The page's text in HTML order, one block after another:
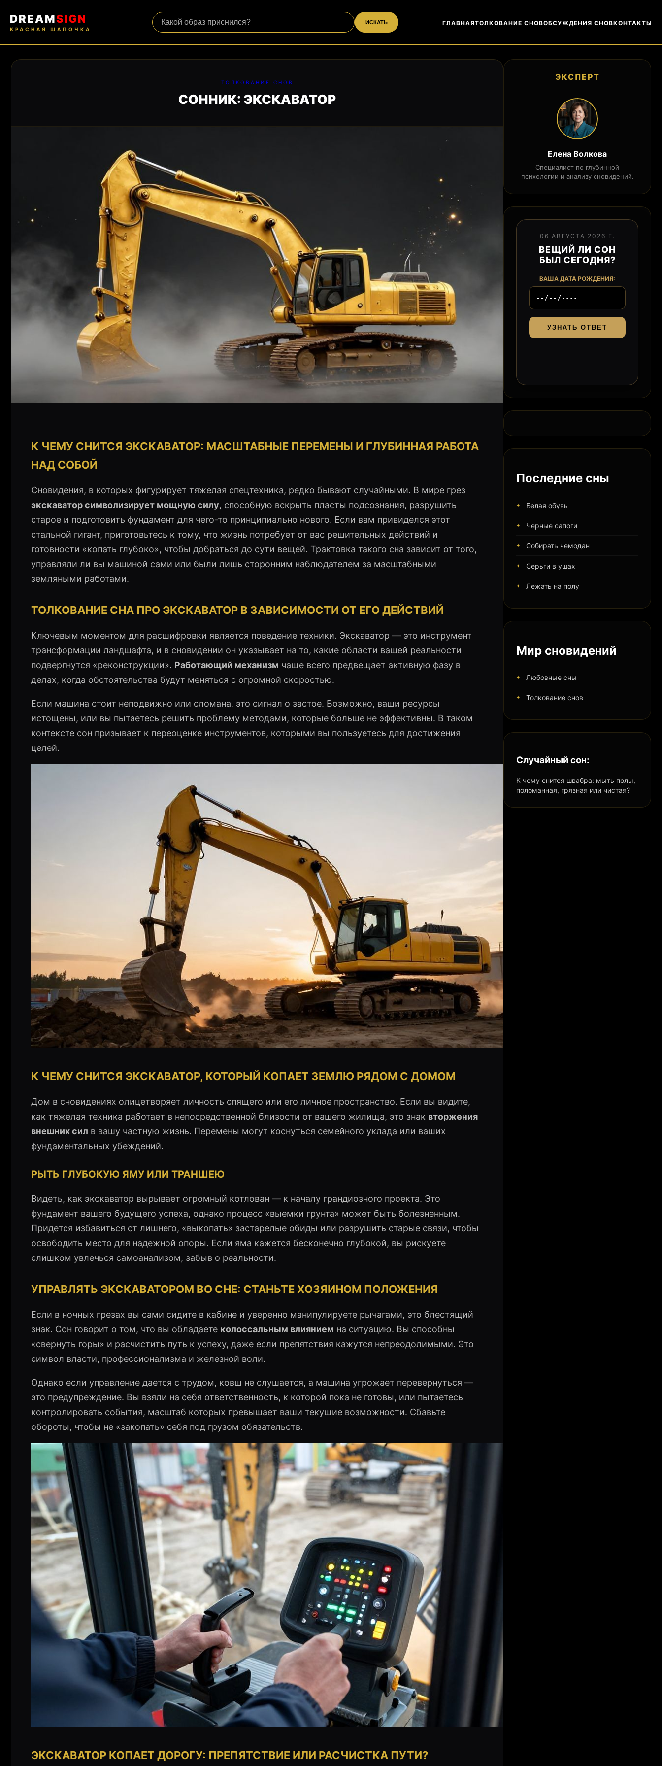
DREAMSIGN
КРАСНАЯ ШАПОЧКА
ИСКАТЬ ГЛАВНАЯТОЛКОВАНИЕ СНОВОБСУЖДЕНИЯ СНОВКОНТАКТЫ
ТОЛКОВАНИЕ СНОВ
СОННИК: ЭКСКАВАТОР
К ЧЕМУ СНИТСЯ ЭКСКАВАТОР: МАСШТАБНЫЕ ПЕРЕМЕНЫ И ГЛУБИННАЯ РАБОТА
НАД СОБОЙ
Сновидения, в которых фигурирует тяжелая спецтехника, редко бывают случайными. В мире грез
экскаватор символизирует мощную силу, способную вскрыть пласты подсознания, разрушить
старое и подготовить фундамент для чего-то принципиально нового. Если вам привиделся этот
стальной гигант, приготовьтесь к тому, что жизнь потребует от вас решительных действий и
готовности «копать глубоко», чтобы добраться до сути вещей. Трактовка такого сна зависит от того,
управляли ли вы машиной сами или были лишь сторонним наблюдателем за масштабными
земляными работами.
ТОЛКОВАНИЕ СНА ПРО ЭКСКАВАТОР В ЗАВИСИМОСТИ ОТ ЕГО ДЕЙСТВИЙ
Ключевым моментом для расшифровки является поведение техники. Экскаватор — это инструмент
трансформации ландшафта, и в сновидении он указывает на то, какие области вашей реальности
подвергнутся «реконструкции». Работающий механизм чаще всего предвещает активную фазу в
делах, когда обстоятельства будут меняться с огромной скоростью.
Если машина стоит неподвижно или сломана, это сигнал о застое. Возможно, ваши ресурсы
истощены, или вы пытаетесь решить проблему методами, которые больше не эффективны. В таком
контексте сон призывает к переоценке инструментов, которыми вы пользуетесь для достижения
целей.
К ЧЕМУ СНИТСЯ ЭКСКАВАТОР, КОТОРЫЙ КОПАЕТ ЗЕМЛЮ РЯДОМ С ДОМОМ
Дом в сновидениях олицетворяет личность спящего или его личное пространство. Если вы видите,
как тяжелая техника работает в непосредственной близости от вашего жилища, это знак вторжения
внешних сил в вашу частную жизнь. Перемены могут коснуться семейного уклада или ваших
фундаментальных убеждений.
РЫТЬ ГЛУБОКУЮ ЯМУ ИЛИ ТРАНШЕЮ
Видеть, как экскаватор вырывает огромный котлован — к началу грандиозного проекта. Это
фундамент вашего будущего успеха, однако процесс «выемки грунта» может быть болезненным.
Придется избавиться от лишнего, «выкопать» застарелые обиды или разрушить старые связи, чтобы
освободить место для надежной опоры. Если яма кажется бесконечно глубокой, вы рискуете
слишком увлечься самоанализом, забыв о реальности.
УПРАВЛЯТЬ ЭКСКАВАТОРОМ ВО СНЕ: СТАНЬТЕ ХОЗЯИНОМ ПОЛОЖЕНИЯ
Если в ночных грезах вы сами сидите в кабине и уверенно манипулируете рычагами, это блестящий
знак. Сон говорит о том, что вы обладаете колоссальным влиянием на ситуацию. Вы способны
«свернуть горы» и расчистить путь к успеху, даже если препятствия кажутся непреодолимыми. Это
символ власти, профессионализма и железной воли.
Однако если управление дается с трудом, ковш не слушается, а машина угрожает перевернуться —
это предупреждение. Вы взяли на себя ответственность, к которой пока не готовы, или пытаетесь
контролировать события, масштаб которых превышает ваши текущие возможности. Сбавьте
обороты, чтобы не «закопать» себя под грузом обязательств.
ЭКСКАВАТОР КОПАЕТ ДОРОГУ: ПРЕПЯТСТВИЕ ИЛИ РАСЧИСТКА ПУТИ?
ЭКСПЕРТ
Елена Волкова
Специалист по глубинной
психологии и анализу сновидений.
06 АВГУСТА 2026 Г.
ВЕЩИЙ ЛИ СОН
БЫЛ СЕГОДНЯ?
ВАША ДАТА РОЖДЕНИЯ:
УЗНАТЬ ОТВЕТ
Последние сны
Белая обувь
Черные сапоги
Собирать чемодан
Серьги в ушах
Лежать на полу
Мир сновидений
Любовные сны
Толкование снов
Случайный сон:
К чему снится швабра: мыть полы,
поломанная, грязная или чистая?